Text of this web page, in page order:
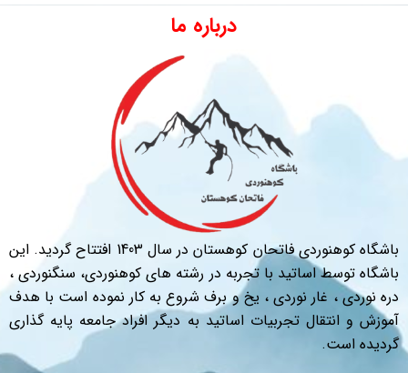
درباره ما
باشگاه کوهنوردی فاتحان کوهستان در سال 1403 افتتاح گردید. این
باشگاه توسط اساتید با تجربه در رشته های کوهنوردی، سنگنوردی ،
دره نوردی ، غار نوردی ، یخ و برف شروع به کار نموده است با هدف
آموزش و انتقال تجربیات اساتید به دیگر افراد جامعه پایه گذاری
گردیده است.